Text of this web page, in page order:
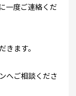
一度ご連絡くだ
きます。
へご相談くださ